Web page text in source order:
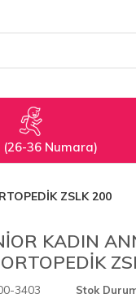
(26-36 Numara)
ZSLK 200
KADIN
3403 Stok